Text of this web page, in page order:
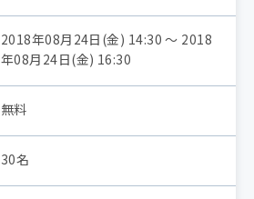
2018年08月24日(金) 14:30 〜 2018
年08月24日(金) 16:30
無料
30名